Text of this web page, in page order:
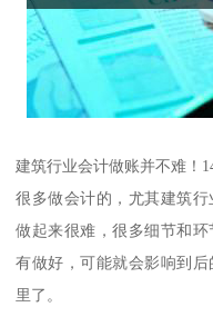
建筑行业会计做账并不难！
很多做会计的，尤其建筑
做起来很难，很多细节和
有做好，可能就会影响到
里了。